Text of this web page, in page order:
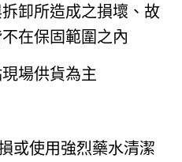
卸所造成之損壞、故
在保固範圍之內
場供貨為主
或使用強烈藥水清潔